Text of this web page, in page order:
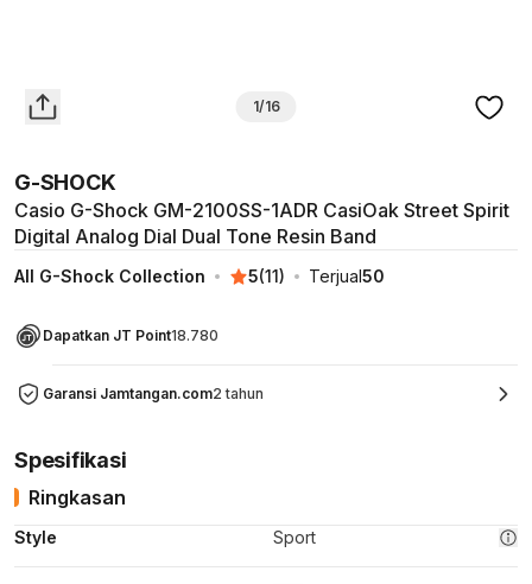
1/16
G-SHOCK
Casio G-Shock GM-2100SS-1ADR CasiOak Street Spirit
Digital Analog Dial Dual Tone Resin Band
All G-Shock Collection 5(11) Terjual50
Dapatkan JT Point18.780
Garansi Jamtangan.com2 tahun
Spesifikasi
Ringkasan
Style Sport